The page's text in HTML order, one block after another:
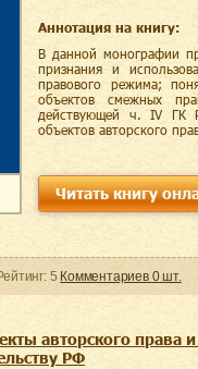
Аннотация на книгу:
В данной монографии
признания и
правового режима;
объектов смежных
действующей ч. IV ГК
объектов авторского
Читать книгу
5 Комментариев 0шт.
авторского
РФ